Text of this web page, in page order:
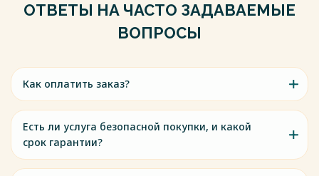
ОТВЕТЫ НА ЧАСТО ЗАДАВАЕМЫЕ
ВОПРОСЫ
Как оплатить заказ?
Есть ли услуга безопасной покупки, и какой
срок гарантии?